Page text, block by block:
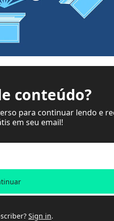
conteúdo?
para continuar lendo e
em seu email!
Sign in.